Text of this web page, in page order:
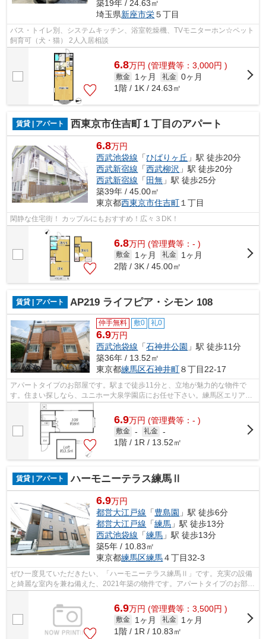
築19年 / 24.63㎡
埼玉県新座市栄５丁目
バス・トイレ別、システムキッチン、浴室乾燥機、TVモニターホン☆ペット
飼育可（犬・猫） 2人入居相談
6.8万円 (管理費等：3,000円 )
敷金 1ヶ月 礼金 0ヶ月
1階 / 1K / 24.63㎡
賃貸 | アパート 西東京市住吉町１丁目のアパート
6.8万円
西武池袋線 「ひばりヶ丘 」駅 徒歩20分
西武新宿線 「西武柳沢 」駅 徒歩20分
西武新宿線 「 田無 」駅 徒歩25分
築39年 / 45.00㎡
東京都西東京市住吉町１丁目
閑静な住宅街！ カップルにもおすすめ！広々３DK！
6.8万円 (管理費等：- )
敷金 1ヶ月 礼金
1ヶ月
2階 / 3K / 45.00㎡
賃貸 | アパート AP219 ライフピア・シモン 108
仲手無料 敷0 礼0
6.9万円
西武池袋線 「石神井公園 」駅 徒歩11分
築36年 / 13.52㎡
東京都練馬区石神井町８丁目22-17
アパートタイプのお部屋です。駅まで徒歩11分と、立地が魅力的な物件で
す。住まい探しなら、ユニホー大泉学園店にお任せ下さい。練馬区エリアに
ある石神井公園周辺の物件が豊富なので...
6.9万円 (管理費等：- )
敷金 - 礼金 -
1階 / 1R / 13.52㎡
賃貸 | アパート ハーモニーテラス練馬Ⅱ
6.9万円
都営大江戸線 「豊島園 」駅 徒歩6分
都営大江戸線 「練馬 」駅 徒歩13分
西武池袋線 「練馬 」駅 徒歩13分
築5年 / 10.83㎡
東京都練馬区練馬４丁目32-3
ぜひ一度見ていただきたい、「ハーモニーテラス練馬Ⅱ」です。充実の設備
と綺麗な室内を兼ね備えた、2021年築の物件です。アパートタイプのお部屋
6.9万円 (管理費等：3,500円 )
敷金 1ヶ月 礼金
1ヶ月
1階 / 1R / 10.83㎡